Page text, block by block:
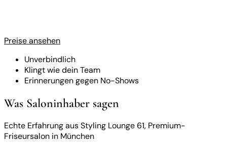
Preise ansehen
Unverbindlich
Klingt wie dein Team
Erinnerungen gegen No-Shows
Was Saloninhaber sagen
Echte Erfahrung aus Styling Lounge 61, Premium-
Friseursalon in München